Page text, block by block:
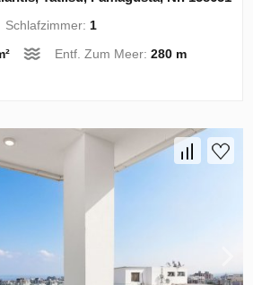
Schlafzimmer: 1
Entf. Zum Meer:280 m